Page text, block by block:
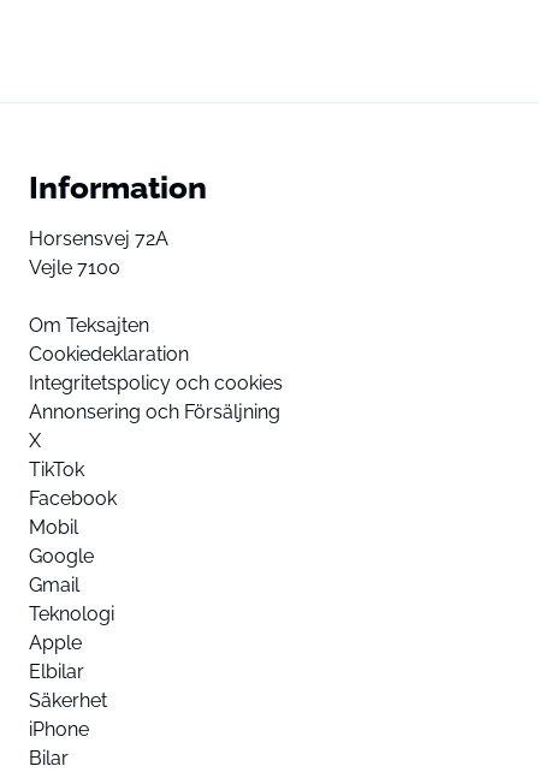
Information
Horsensvej 72A
Vejle 7100
Om Teksajten
Cookiedeklaration
Integritetspolicy och cookies
Annonsering och Försäljning
X
TikTok
Facebook
Mobil
Google
Gmail
Teknologi
Apple
Elbilar
Säkerhet
iPhone
Bilar